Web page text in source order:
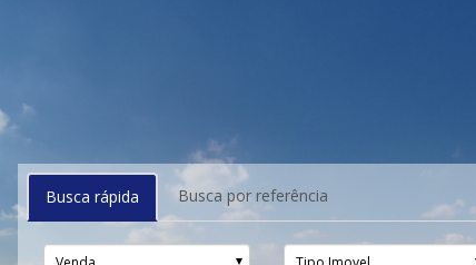
Busca rápida Busca por referência